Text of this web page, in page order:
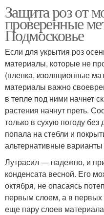
Защита роз от
проверенные
Подмосковье
Если для укрытия роз
материалы, которые не
(пленка, изоляционные
материалы важно
в тепле под ними начнет
растения начнут преть.
только в сухую погоду
попала на стебли и
альтернативные
Лутрасил — надежно, и
конденсата весной. Его
октября, не опасаясь
первым слоем, а в
еще пару слоев